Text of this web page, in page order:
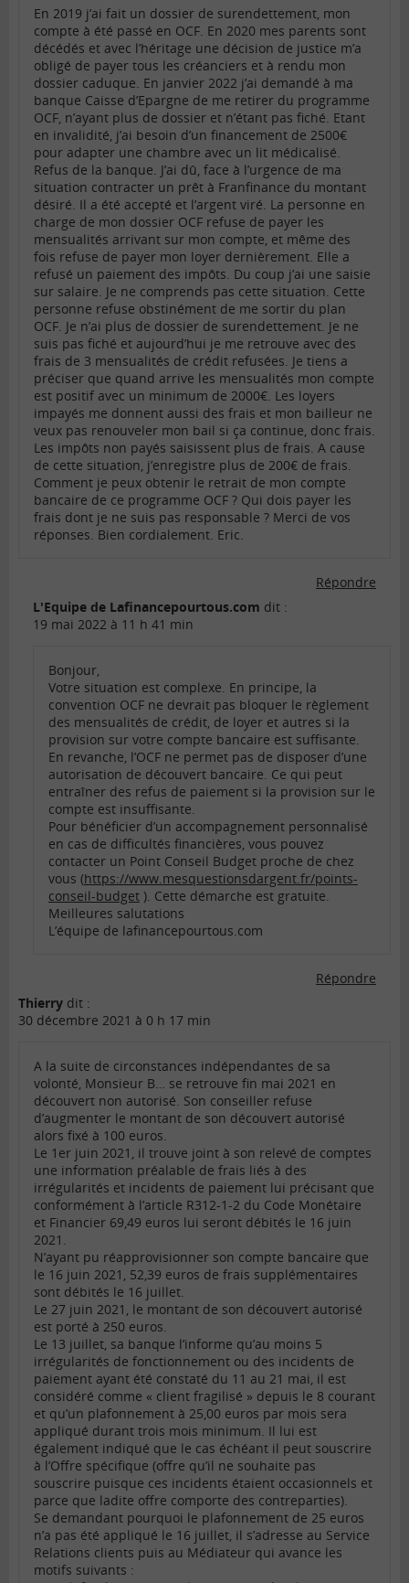
En 2019 j’ai fait un dossier de surendettement, mon
compte à été passé en OCF. En 2020 mes parents sont
décédés et avec l’héritage une décision de justice m’a
obligé de payer tous les créanciers et à rendu mon
dossier caduque. En janvier 2022 j’ai demandé à ma
banque Caisse d’Epargne de me retirer du programme
OCF, n’ayant plus de dossier et n’étant pas fiché. Etant
en invalidité, j’ai besoin d’un financement de 2500€
pour adapter une chambre avec un lit médicalisé.
Refus de la banque. J’ai dû, face à l’urgence de ma
situation contracter un prêt à Franfinance du montant
désiré. Il a été accepté et l’argent viré. La personne en
charge de mon dossier OCF refuse de payer les
mensualités arrivant sur mon compte, et même des
fois refuse de payer mon loyer dernièrement. Elle a
refusé un paiement des impôts. Du coup j’ai une saisie
sur salaire. Je ne comprends pas cette situation. Cette
personne refuse obstinément de me sortir du plan
OCF. Je n’ai plus de dossier de surendettement. Je ne
suis pas fiché et aujourd’hui je me retrouve avec des
frais de 3 mensualités de crédit refusées. Je tiens a
préciser que quand arrive les mensualités mon compte
est positif avec un minimum de 2000€. Les loyers
impayés me donnent aussi des frais et mon bailleur ne
veux pas renouveler mon bail si ça continue, donc frais.
Les impôts non payés saisissent plus de frais. A cause
de cette situation, j’enregistre plus de 200€ de frais.
Comment je peux obtenir le retrait de mon compte
bancaire de ce programme OCF ? Qui dois payer les
frais dont je ne suis pas responsable ? Merci de vos
réponses. Bien cordialement. Eric.
Répondre
L'Equipe de Lafinancepourtous.com dit :
19 mai 2022 à 11 h 41 min
Bonjour,
Votre situation est complexe. En principe, la
convention OCF ne devrait pas bloquer le règlement
des mensualités de crédit, de loyer et autres si la
provision sur votre compte bancaire est suffisante.
En revanche, l’OCF ne permet pas de disposer d’une
autorisation de découvert bancaire. Ce qui peut
entraîner des refus de paiement si la provision sur le
compte est insuffisante.
Pour bénéficier d’un accompagnement personnalisé
en cas de difficultés financières, vous pouvez
contacter un Point Conseil Budget proche de chez
vous (https://www.mesquestionsdargent.fr/points-
conseil-budget ). Cette démarche est gratuite.
Meilleures salutations
L’équipe de lafinancepourtous.com
Répondre
Thierry dit :
30 décembre 2021 à 0 h 17 min
A la suite de circonstances indépendantes de sa
volonté, Monsieur B… se retrouve fin mai 2021 en
découvert non autorisé. Son conseiller refuse
d’augmenter le montant de son découvert autorisé
alors fixé à 100 euros.
Le 1er juin 2021, il trouve joint à son relevé de comptes
une information préalable de frais liés à des
irrégularités et incidents de paiement lui précisant que
conformément à l’article R312-1-2 du Code Monétaire
et Financier 69,49 euros lui seront débités le 16 juin
2021.
N’ayant pu réapprovisionner son compte bancaire que
le 16 juin 2021, 52,39 euros de frais supplémentaires
sont débités le 16 juillet.
Le 27 juin 2021, le montant de son découvert autorisé
est porté à 250 euros.
Le 13 juillet, sa banque l’informe qu’au moins 5
irrégularités de fonctionnement ou des incidents de
paiement ayant été constaté du 11 au 21 mai, il est
considéré comme « client fragilisé » depuis le 8 courant
et qu’un plafonnement à 25,00 euros par mois sera
appliqué durant trois mois minimum. Il lui est
également indiqué que le cas échéant il peut souscrire
à l’Offre spécifique (offre qu’il ne souhaite pas
souscrire puisque ces incidents étaient occasionnels et
parce que ladite offre comporte des contreparties).
Se demandant pourquoi le plafonnement de 25 euros
n’a pas été appliqué le 16 juillet, il s’adresse au Service
Relations clients puis au Médiateur qui avance les
motifs suivants :